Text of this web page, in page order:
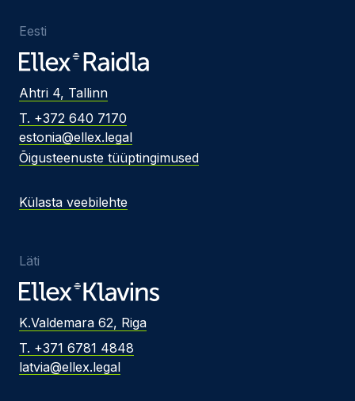
Eesti
Ahtri 4, Tallinn
T. +372 640 7170
estonia@ellex.legal
Õigusteenuste tüüptingimused
Külasta veebilehte
Läti
K.Valdemara 62, Riga
T. +371 6781 4848
latvia@ellex.legal